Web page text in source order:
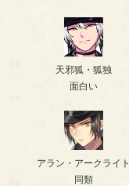
天邪狐・狐独
面白い
アラン・アークライト
同類